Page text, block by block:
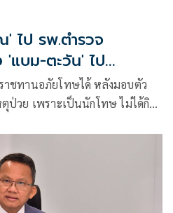
ป รพ.ตำรวจ
'แบม-ตะวัน' ไป
ชทานอภัยโทษได้ หลังมอบตัว
ตุป่วย เพราะเป็นนักโทษ ไม่ได้กิน